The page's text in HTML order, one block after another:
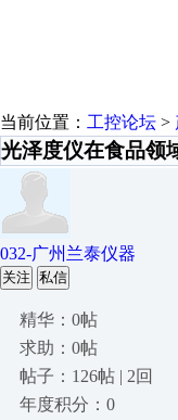
当前位置： 工控论坛 >
光泽度仪在食品领
032-广州兰泰仪器
关注 私信
精华：0帖
求助：0帖
帖子：126帖 | 2回
年度积分：0